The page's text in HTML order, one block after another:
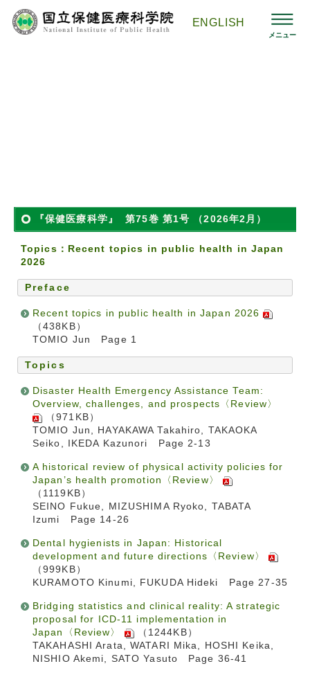
ENGLISH
メニュー
『保健医療科学』 第75巻 第1号 （2026年2月）
Topics：Recent topics in public health in Japan
2026
Preface
Recent topics in public health in Japan 2026
（438KB）
TOMIO Jun Page 1
Topics
Disaster Health Emergency Assistance Team:
Overview, challenges, and prospects〈Review〉
（971KB）
TOMIO Jun, HAYAKAWA Takahiro, TAKAOKA
Seiko, IKEDA Kazunori Page 2-13
A historical review of physical activity policies for
Japan’s health promotion〈Review〉
（1119KB）
SEINO Fukue, MIZUSHIMA Ryoko, TABATA
Izumi Page 14-26
Dental hygienists in Japan: Historical
development and future directions〈Review〉
（999KB）
KURAMOTO Kinumi, FUKUDA Hideki Page 27-35
Bridging statistics and clinical reality: A strategic
proposal for ICD-11 implementation in
Japan〈Review〉
（1244KB）
TAKAHASHI Arata, WATARI Mika, HOSHI Keika,
NISHIO Akemi, SATO Yasuto Page 36-41